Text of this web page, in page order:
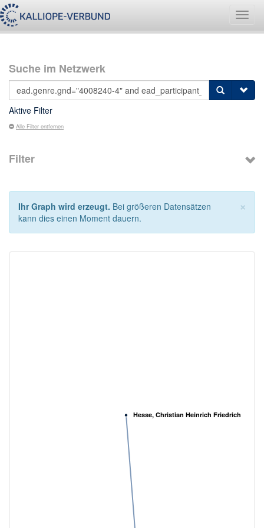
Suche im Netzwerk
Aktive Filter
Alle Filter entfernen
Filter
×
Ihr Graph wird erzeugt. Bei größeren Datensätzen
kann dies einen Moment dauern.
Hesse, Christian Heinrich Friedrich